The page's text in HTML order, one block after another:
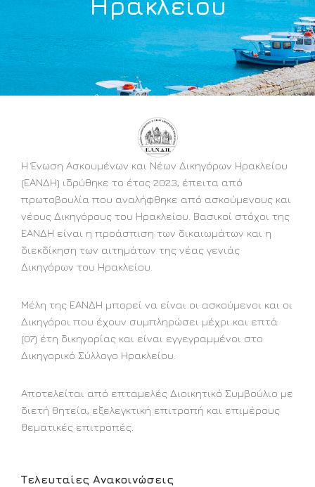
Η Ένωση Ασκουμένων και Νέων Δικηγόρων Ηρακλείου
(ΕΑΝΔΗ) ιδρύθηκε το έτος 2023, έπειτα από
πρωτοβουλία που αναλήφθηκε από ασκούμενους και
νέους Δικηγόρους του Ηρακλείου. Βασικοί στόχοι της
ΕΑΝΔΗ είναι η προάσπιση των δικαιωμάτων και η
διεκδίκηση των αιτημάτων της νέας γενιάς
Δικηγόρων του Ηρακλείου.
Μέλη της ΕΑΝΔΗ μπορεί να είναι οι ασκούμενοι και οι
Δικηγόροι που έχουν συμπληρώσει μέχρι και επτά
(07) έτη δικηγορίας και είναι εγγεγραμμένοι στο
Δικηγορικό Σύλλογο Ηρακλείου.
Αποτελείται από επταμελές Διοικητικό Συμβούλιο με
διετή θητεία, εξελεγκτική επιτροπή και επιμέρους
θεματικές επιτροπές.
Τελευταίες Ανακοινώσεις